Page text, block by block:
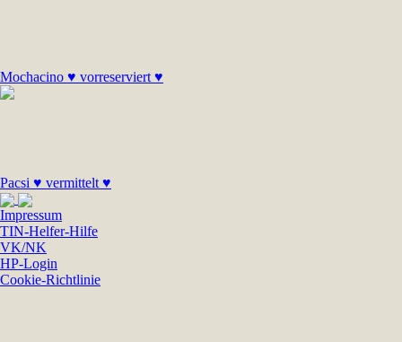
Mochacino ♥ vorreserviert ♥
Pacsi ♥ vermittelt ♥
Impressum
TIN-Helfer-Hilfe
VK/NK
HP-Login
Cookie-Richtlinie